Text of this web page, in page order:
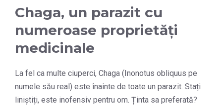
Chaga, un parazit cu
numeroase proprietăți
medicinale
La fel ca multe ciuperci, Chaga (Inonotus obliquus pe
numele său real) este înainte de toate un parazit. Stați
liniștiți, este inofensiv pentru om. Ținta sa preferată?